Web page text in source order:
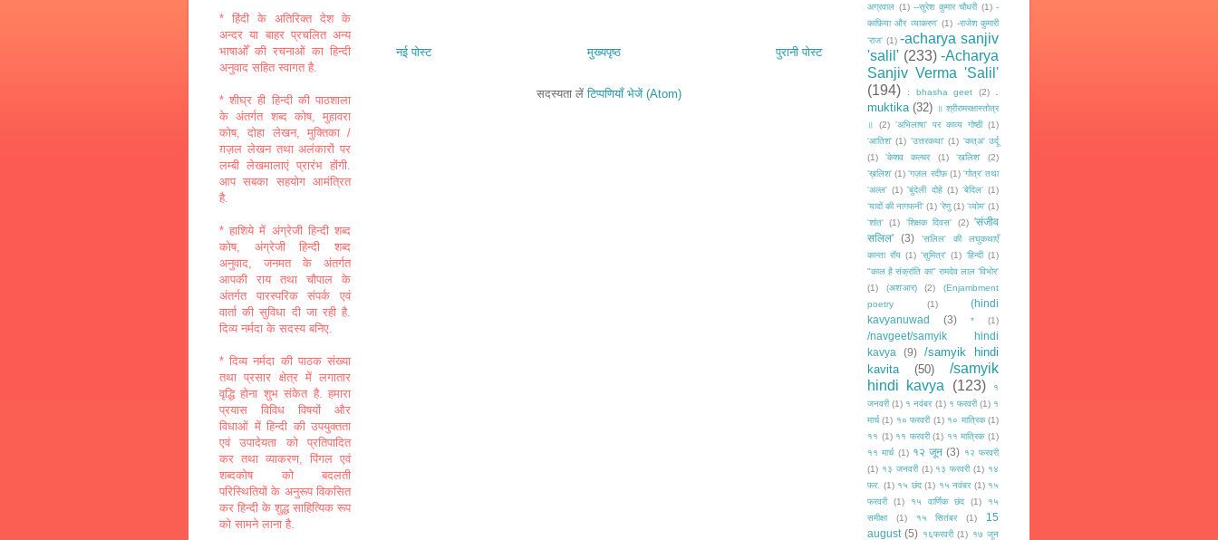
नई पोस्ट पुरानी पोस्ट
मुख्यपृष्ठ
सदस्यता लेंटिप्पणियाँ भेजें (Atom)
* हिंदी के अतिरिक्त देश के
अन्दर या बाहर प्रचलित अन्य
भाषाओँ की रचनाओं का हिन्दी
अनुवाद सहित स्वागत है.
* शीघ्र ही हिन्दी की पाठशाला
के अंतर्गत शब्द कोष, मुहावरा
कोष, दोहा लेखन, मुक्तिका /
ग़ज़ल लेखन तथा अलंकारों पर
लम्बी लेखमालाएं प्रारंभ होंगी.
आप सबका सहयोग आमंत्रित
है.
* हाशिये में अंग्रेजी हिन्दी शब्द
कोष, अंग्रेजी हिन्दी शब्द
अनुवाद, जनमत के अंतर्गत
आपकी राय तथा चौपाल के
अंतर्गत पारस्परिक संपर्क एवं
वार्ता की सुविधा दी जा रही है.
दिव्य नर्मदा के सदस्य बनिए.
* दिव्य नर्मदा की पाठक संख्या
तथा प्रसार क्षेत्र में लगातार
वृद्धि होना शुभ संकेत है. हमारा
प्रयास विविध विषयों और
विधाओं में हिन्दी की उपयुक्तता
एवं उपादेयता को प्रतिपादित
कर तथा व्याकरण, पिंगल एवं
शब्दकोष को बदलती
परिस्थितियों के अनुरूप विकसित
कर हिन्दी के शुद्ध साहित्यिक रूप
को सामने लाना है.
अग्रवाल (1) --सुरेश कुमार चौधरी (1) -
काफ़िया और व्याकरण' (1) -राजेश कुमारी
‘राज‘ (1) -acharya sanjiv
'salil' (233) -Acharya
Sanjiv Verma 'Salil'
(194)
: bhasha geet (2)
muktika (32)
॥ श्रीरामरक्षास्तोत्र
॥
(2) 'अभिलाषा' पर काव्य गोष्ठी (1)
'आतिश' (1) 'उत्तरकथा' (1) 'कत्अ' उर्दू
(1)
'केशव कल्चर (1) 'खलिश'
(2)
’ख़लिश' (1) 'गज़ल रदीफ़ (1) 'गोत्र' तथा
'अल्ल' (1) 'बुंदेली दोहे (1) 'बेदिल' (1)
‘यादों की नागफनी’ (1) 'रेणु (1) 'व्योम' (1)
'शांत' (1) 'शिक्षक दिवस' (2) 'संजीव
सलिल'
(3)
'सलिल' की लघुकथाएँ
कान्ता रॉय (1) 'सुमित्र' (1) ‘हिन्दी (1)
"काल है संक्रांति का" रामदेव लाल 'विभोर'
(1)
(अश'आर) (2)
(Enjambment
poetry
(1)
(hindi
kavyanuwad
(3) * (1)
/navgeet/samyik hindi
kavya
(9)
/samyik hindi
kavita
(50)
/samyik
hindi kavya
(123)
१
जनवरी (1) १ नवंबर (1) १ फरवरी (1) १
मार्च (1) १० फरवरी (1) १० मात्रिक (1)
११ (1) ११ फरवरी (1) ११ मात्रिक (1)
११ मार्च (1) १२ जून (3) १२ फरवरी
(1) १३ जनवरी (1) १३ फरवरी (1) १४
फर. (1) १५ छंद (1) १५ नवंबर (1) १५
फरवरी
(1) १५ वार्णिक छंद (1)
१५
समीक्षा
(1) १५ सितंबर (1)
15
august (5) १६फरवरी (1) १७ जून